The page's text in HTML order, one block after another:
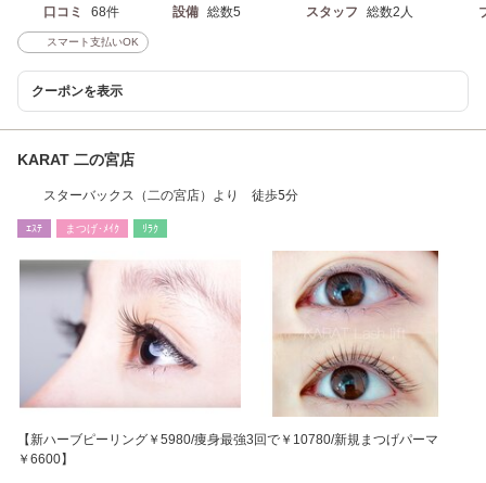
口コミ 68件 設備 総数5 スタッフ 総数2人
スマート支払いOK
クーポンを表示
KARAT 二の宮店
スターバックス（二の宮店）より 徒歩5分
ｴｽﾃ まつげ･ﾒｲｸ ﾘﾗｸ
【新ハーブピーリング￥5980/痩身最強3回で￥10780/新規まつげパーマ
￥6600】